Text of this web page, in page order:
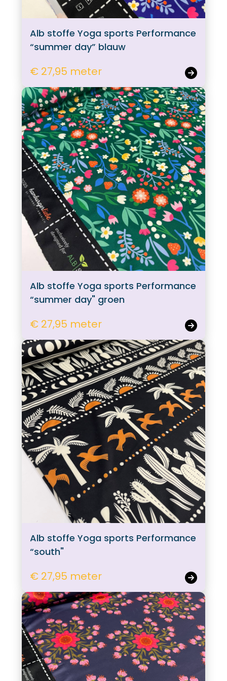
Alb stoffe Yoga sports Performance
“summer day” blauw
€ 27,95 meter
Alb stoffe Yoga sports Performance
“summer day" groen
€ 27,95 meter
Alb stoffe Yoga sports Performance
“south"
€ 27,95 meter